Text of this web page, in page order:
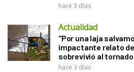
hace 3 días
Actualidad
"Por una laja
impactante relato
sobrevivió al tornado
hace 3 días